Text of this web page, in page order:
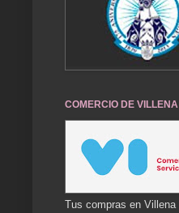
COMERCIO DE VILLENA
Tus compras en Villena